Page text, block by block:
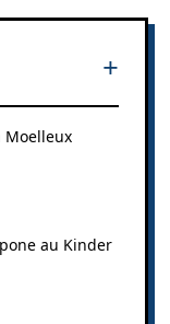
Moelleux
au Kinder